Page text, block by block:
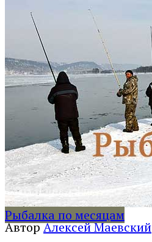
Рыбалка по месяцам
АвторАлексей Маевский